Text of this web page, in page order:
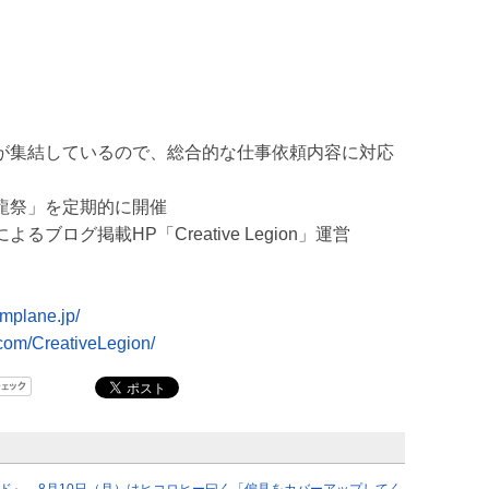
結しているので、総合的な仕事依頼内容に対応
祭」を定期的に開催
よるブログ掲載HP「Creative Legion」運営
CreativeLegion/